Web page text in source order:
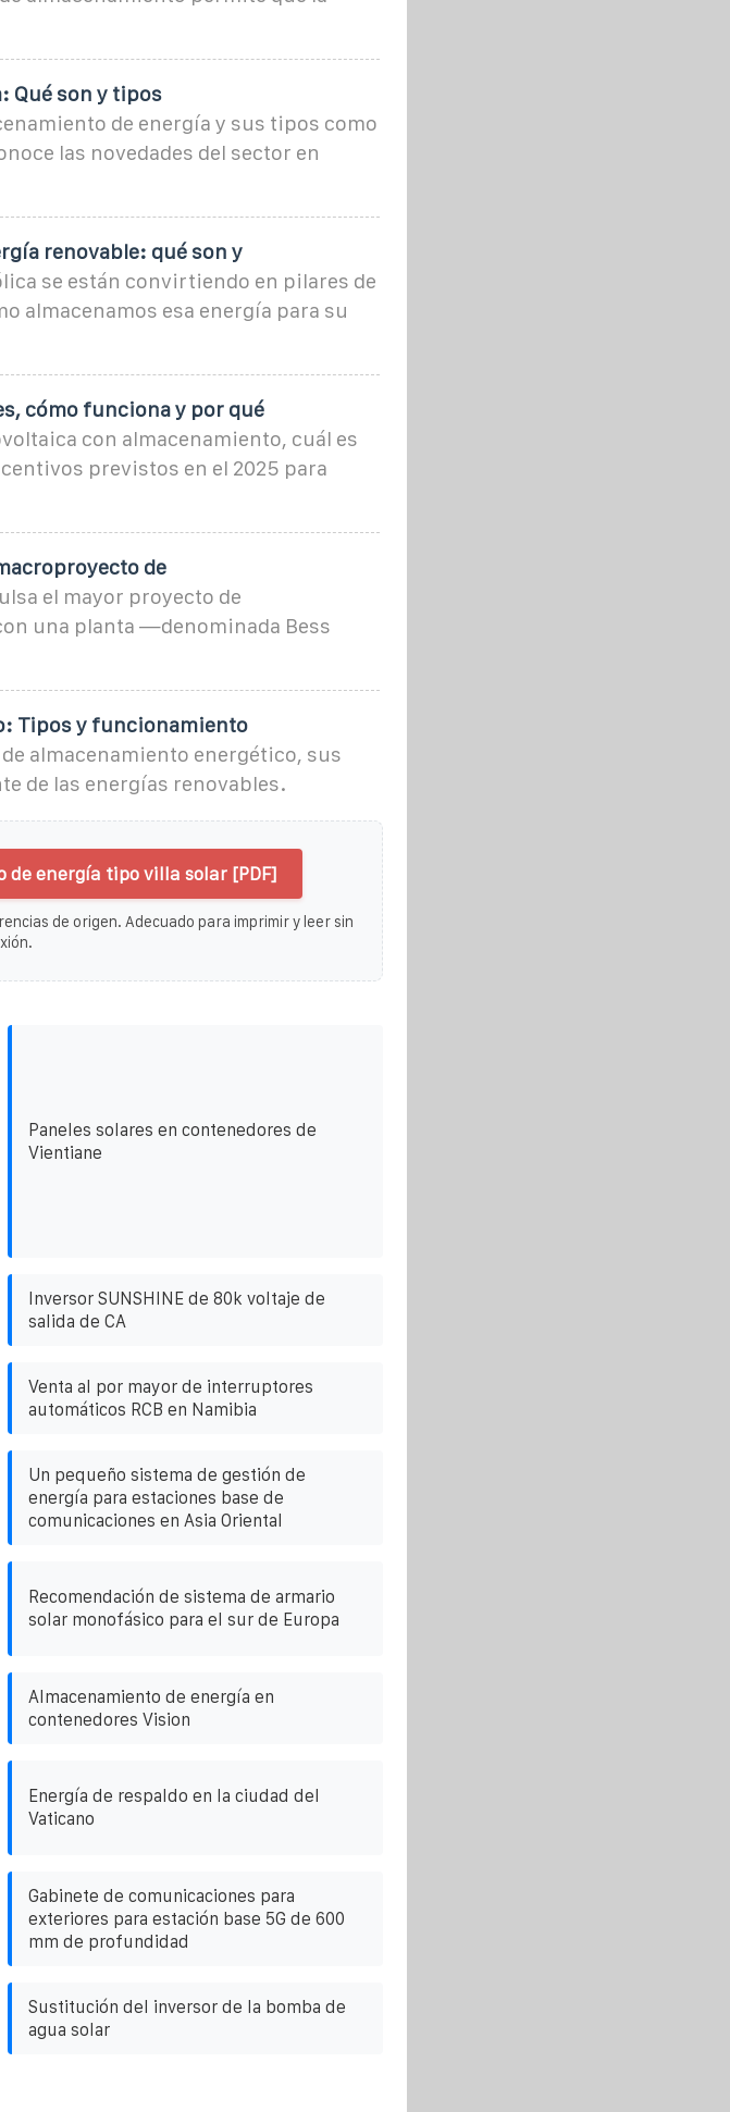
Qué son y tipos
de energía y sus tipos como
las novedades del sector en
renovable: qué son y
se están convirtiendo en pilares de
almacenamos esa energía para su
cómo funciona y por qué
con almacenamiento, cuál es
previstos en el 2025 para
de
el mayor proyecto de
una planta —denominada Bess
Tipos y funcionamiento
almacenamiento energético, sus
de las energías renovables.
de energía tipo villa solar [PDF]
de origen. Adecuado para imprimir y leer sin
Paneles solares en contenedores de
Vientiane
Inversor SUNSHINE de 80k voltaje de
salida de CA
Venta al por mayor de interruptores
automáticos RCB en Namibia
Un pequeño sistema de gestión de
energía para estaciones base de
comunicaciones en Asia Oriental
Recomendación de sistema de armario
solar monofásico para el sur de Europa
Almacenamiento de energía en
contenedores Vision
Energía de respaldo en la ciudad del
Vaticano
Gabinete de comunicaciones para
exteriores para estación base 5G de 600
mm de profundidad
Sustitución del inversor de la bomba de
agua solar